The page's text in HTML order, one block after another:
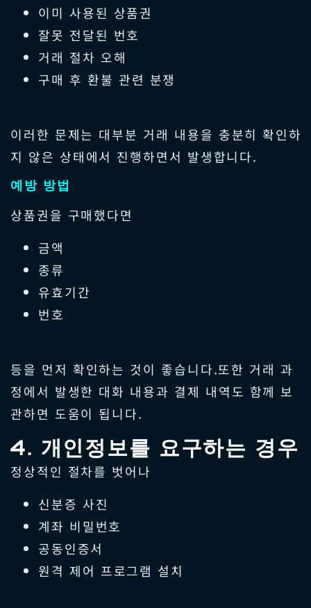
이미 사용된 상품권
잘못 전달된 번호
거래 절차 오해
구매 후 환불 관련 분쟁
이러한 문제는 대부분 거래 내용을 충분히 확인하
지 않은 상태에서 진행하면서 발생합니다.
예방 방법
상품권을 구매했다면
금액
종류
유효기간
번호
등을 먼저 확인하는 것이 좋습니다.또한 거래 과
정에서 발생한 대화 내용과 결제 내역도 함께 보
관하면 도움이 됩니다.
4. 개인정보를 요구하는 경우
정상적인 절차를 벗어나
신분증 사진
계좌 비밀번호
공동인증서
원격 제어 프로그램 설치